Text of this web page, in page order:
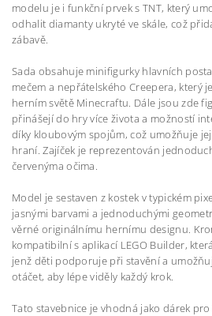
modelu je i funkční prvek s TNT, který
odhalit diamanty ukryté ve skále, což
zábavě.
Sada obsahuje minifigurky hlavních
mečem a nepřátelského Creepera, který
herním světě Minecraftu. Dále jsou zde
přinášejí do hry více života a možností
díky kloubovým spojům, což umožňuje
hraní. Zajíček je reprezentován
červenýma očima.
Model je sestaven z kostek v typickém
jasnými barvami a jednoduchými
věrné originálnímu hernímu designu.
kompatibilní s aplikací LEGO Builder,
jenž děti podporuje při stavění a
otáčet, aby lépe viděly každý krok.
Tato stavebnice je vhodná jako dárek